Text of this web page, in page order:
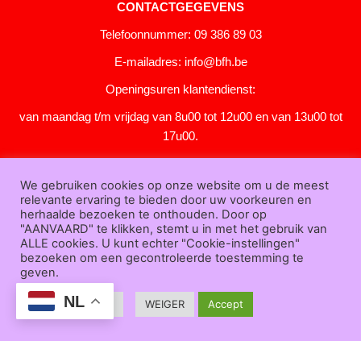
CONTACTGEGEVENS
Telefoonnummer: 09 386 89 03
E-mailadres: info@bfh.be
Openingsuren klantendienst:
van maandag t/m vrijdag van 8u00 tot 12u00 en van 13u00 tot
17u00.
KLANTENSERVICE
Over
ons|Bedrijfsgegevens|F.A.Q.|Bestelprocedure|Betaling|
ending| Retourneren|Downloads|Dealers|Bedrukken
Algemene voorwaarden
Bfh.be © 2025
We gebruiken cookies op onze website om u de meest
relevante ervaring te bieden door uw voorkeuren en
herhaalde bezoeken te onthouden. Door op
"AANVAARD" te klikken, stemt u in met het gebruik van
ALLE cookies. U kunt echter "Cookie-instellingen"
bezoeken om een gecontroleerde toestemming te
geven.
Cookie Settings WEIGER Accept
NL